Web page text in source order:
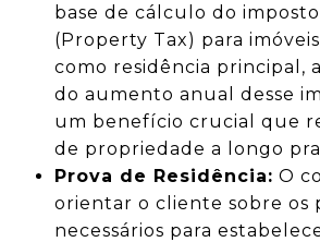
base de cálculo do imposto
(Property Tax) para
como residência principal,
do aumento anual desse
um benefício crucial que
de propriedade a longo
Prova de Residência: O
orientar o cliente sobre os
necessários para